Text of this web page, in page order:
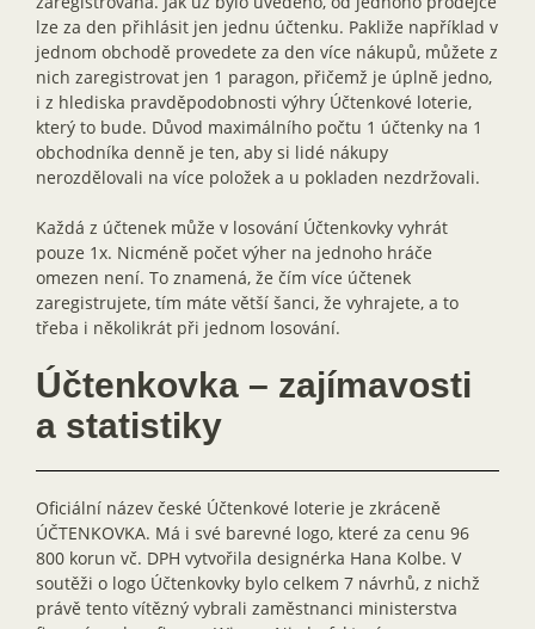
lze za den přihlásit jen jednu účtenku. Pakliže například v
jednom obchodě provedete za den více nákupů, můžete z
nich zaregistrovat jen 1 paragon, přičemž je úplně jedno,
i z hlediska pravděpodobnosti výhry Účtenkové loterie,
který to bude. Důvod maximálního počtu 1 účtenky na 1
obchodníka denně je ten, aby si lidé nákupy
nerozdělovali na více položek a u pokladen nezdržovali.
Každá z účtenek může v losování Účtenkovky vyhrát
pouze 1x. Nicméně počet výher na jednoho hráče
omezen není. To znamená, že čím více účtenek
zaregistrujete, tím máte větší šanci, že vyhrajete, a to
třeba i několikrát při jednom losování.
Účtenkovka – zajímavosti
a statistiky
Oficiální název české Účtenkové loterie je zkráceně
ÚČTENKOVKA. Má i své barevné logo, které za cenu 96
800 korun vč. DPH vytvořila designérka Hana Kolbe. V
soutěži o logo Účtenkovky bylo celkem 7 návrhů, z nichž
právě tento vítězný vybrali zaměstnanci ministerstva